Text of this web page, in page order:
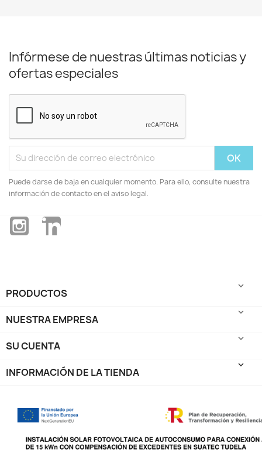
Infórmese de nuestras últimas noticias y
ofertas especiales
Puede darse de baja en cualquier momento. Para ello, consulte nuestra
información de contacto en el aviso legal.
InstagramLinkedIn
PRODUCTOS

NUESTRA EMPRESA

SU CUENTA

INFORMACIÓN DE LA TIENDA
keyboard_arrow_down